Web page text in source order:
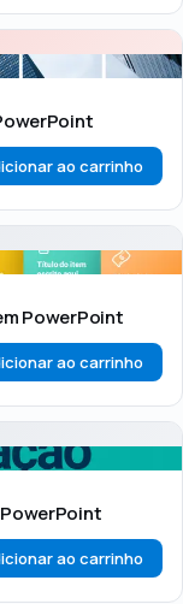
ao carrinho
PowerPoint
ao carrinho
ao carrinho